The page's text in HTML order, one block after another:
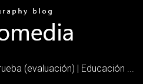
(evaluación) | Educación ...